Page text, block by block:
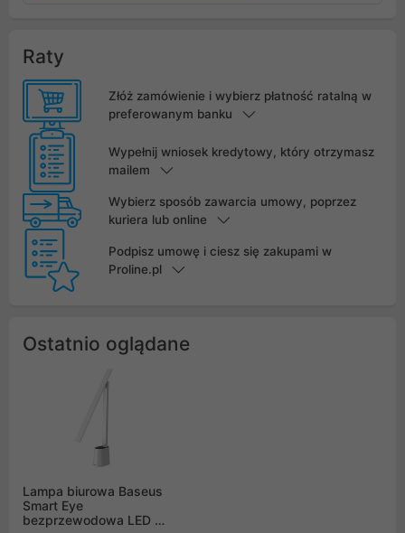
Raty
Złóż zamówienie i wybierz płatność ratalną w
preferowanym banku
Wypełnij wniosek kredytowy, który otrzymasz
mailem
Wybierz sposób zawarcia umowy, poprzez
kuriera lub online
Podpisz umowę i ciesz się zakupami w
Proline.pl
Ostatnio oglądane
Lampa biurowa Baseus
Smart Eye
bezprzewodowa LED z